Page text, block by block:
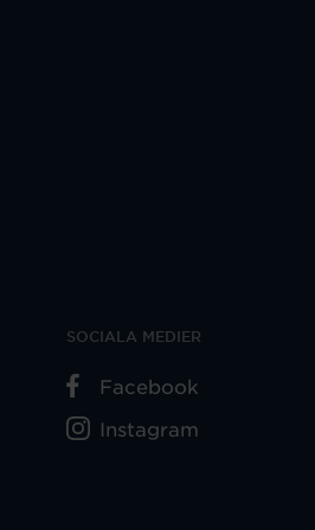
SOCIALA MEDIER
Facebook
Instagram